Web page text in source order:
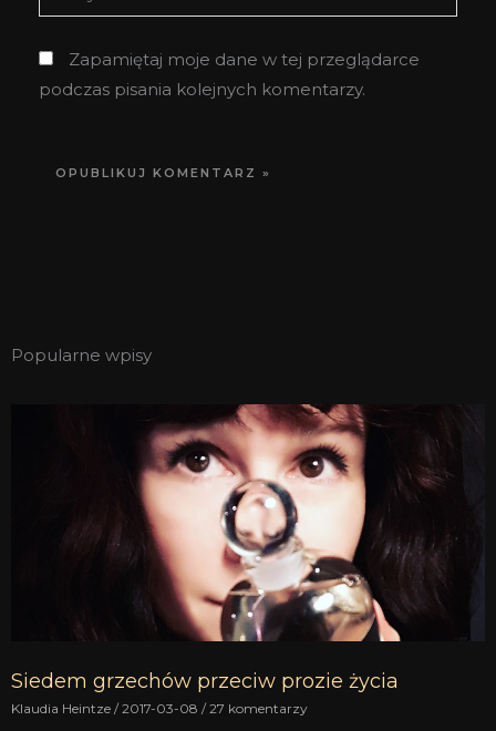
internetowa
Zapamiętaj moje dane w tej przeglądarce
podczas pisania kolejnych komentarzy.
Popularne wpisy
Siedem grzechów przeciw prozie życia
Klaudia Heintze 2017-03-08 27 komentarzy